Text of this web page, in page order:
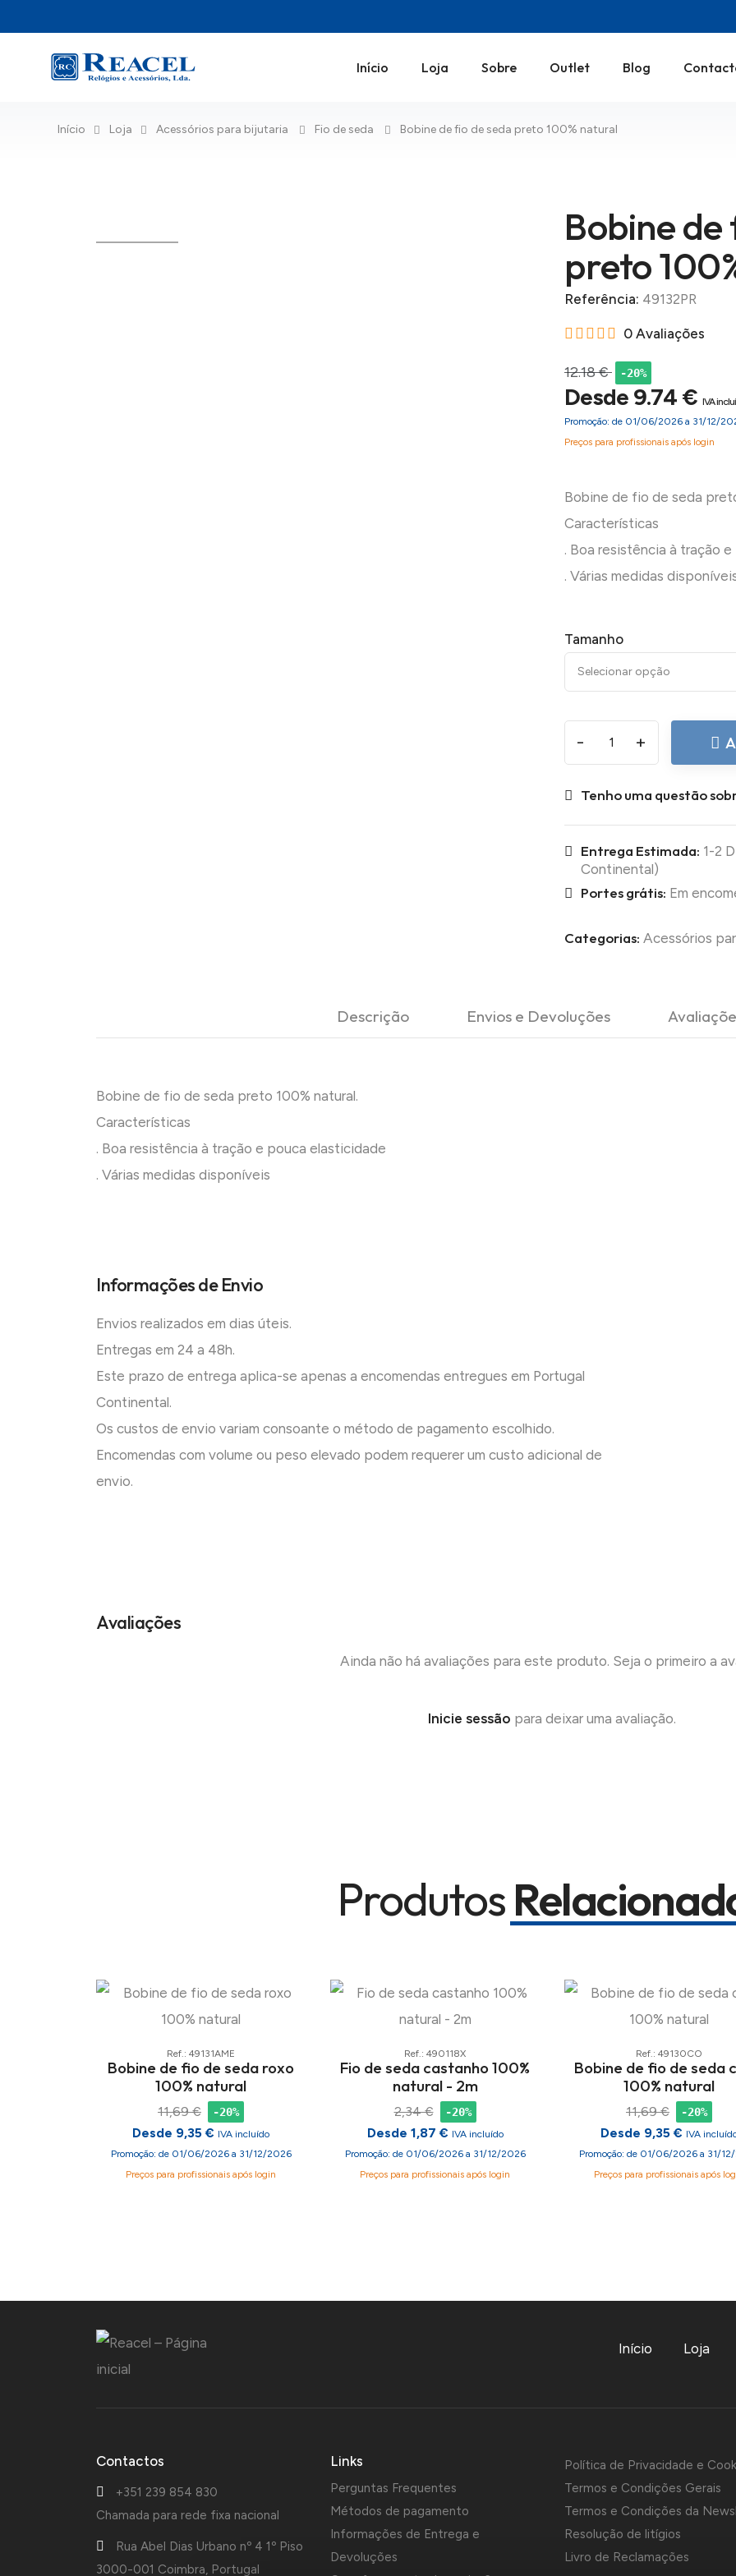
Início Loja Sobre Outlet Blog
Início Loja Acessórios para bijutaria Fio de seda Bobine de fio de seda preto 100% natural
Bobine de
preto
Referência: 49132PR
0 Avaliações
12.18 € -20%
Desde 9.74 € IVA
Promoção: de 01/06/2026 a 31/12/
Preços para profissionais após login
Bobine de fio de seda
Características
. Boa resistência à tração
Tamanho
- +
Tenho uma questão
Entrega Estimada: 1-2
Continental)
Portes grátis: Em
Categorias: Acessórios
Descrição Envios e Devoluções
Bobine de fio de seda preto 100% natural.
Características
. Boa resistência à tração e pouca elasticidade
. Várias medidas disponíveis
Informações de Envio
Envios realizados em dias úteis.
Entregas em 24 a 48h.
Este prazo de entrega aplica-se apenas a encomendas entregues em Portugal
Continental.
Os custos de envio variam consoante o método de pagamento escolhido.
Encomendas com volume ou peso elevado podem requerer um custo adicional de
envio.
Avaliações
Ainda não há avaliações para este produto. Seja o primeiro a
Inicie sessão para deixar uma avaliação.
Produtos
Ref.: 49131AME
Bobine de fio de seda roxo
100% natural
11,69 € -20%
Desde 9,35 € IVA incluído
Promoção: de 01/06/2026 a 31/12/2026
Preços para profissionais após login
Ref.: 490118X
Fio de seda castanho 100%
natural - 2m
2,34 € -20%
Desde 1,87 € IVA incluído
Promoção: de 01/06/2026 a 31/12/2026
Preços para profissionais após login
Ref.: 49130CO
Bobine de fio de seda
100% natural
11,69 € -20%
Desde 9,35 € IVA
Promoção: de 01/06/2026 a 31/
Preços para profissionais após
Início Loja
Contactos
+351 239 854 830
Chamada para rede fixa nacional
Rua Abel Dias Urbano nº 4 1º Piso
3000-001 Coimbra, Portugal
Links
Perguntas Frequentes
Métodos de pagamento
Informações de Entrega e
Devoluções
Política de Privacidade e
Termos e Condições Gerais
Termos e Condições da
Resolução de litígios
Livro de Reclamações